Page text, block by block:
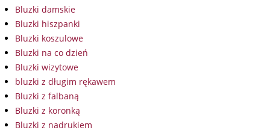
Bluzki damskie
Bluzki hiszpanki
Bluzki koszulowe
Bluzki na co dzień
Bluzki wizytowe
bluzki z długim rękawem
Bluzki z falbaną
Bluzki z koronką
Bluzki z nadrukiem